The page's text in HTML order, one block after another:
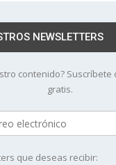
NEWSLETTERS
contenido? Suscríbete
gratis.
que deseas recibir: